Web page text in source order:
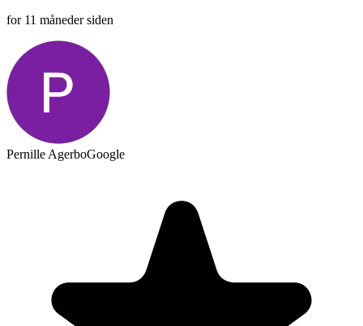
for 11 måneder siden
Pernille AgerboGoogle